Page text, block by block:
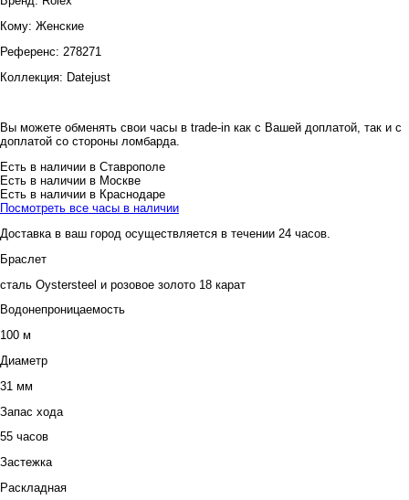
Кому: Женские
Референс: 278271
Коллекция: Datejust
Вы можете обменять свои часы в trade-in как с Вашей доплатой, так и с
доплатой со стороны ломбарда.
Есть в наличии в Ставрополе
Есть в наличии в Москве
Есть в наличии в Краснодаре
Посмотреть все часы в наличии
Доставка в ваш город осуществляется в течении 24 часов.
Браслет
сталь Oystersteel и розовое золото 18 карат
Водонепроницаемость
100 м
Диаметр
31 мм
Запас хода
55 часов
Застежка
Раскладная